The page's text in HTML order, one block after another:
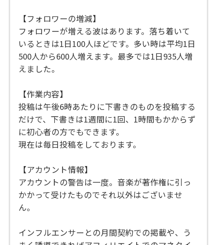
【フォロワーの増減】
フォロワーが増える波はあります。落ち着いて
いるときは1日100人ほどです。多い時は平均1日
500人から600人増えます。最多では1日935人増
えました。
【作業内容】
投稿は午後6時あたりに下書きのものを投稿する
だけで、下書きは1週間に1回、1時間もかからず
に初心者の方でもできます。
現在は毎日投稿をしております。
【アカウント情報】
アカウントの警告は一度。音楽が著作権に引っ
かかって受けたものでそれ以外はございませ
ん。
インフルエンサーとの月間契約での掲載や、う